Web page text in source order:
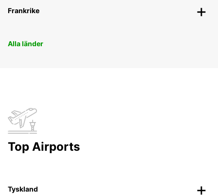
Frankrike
Alla länder
Top Airports
Tyskland